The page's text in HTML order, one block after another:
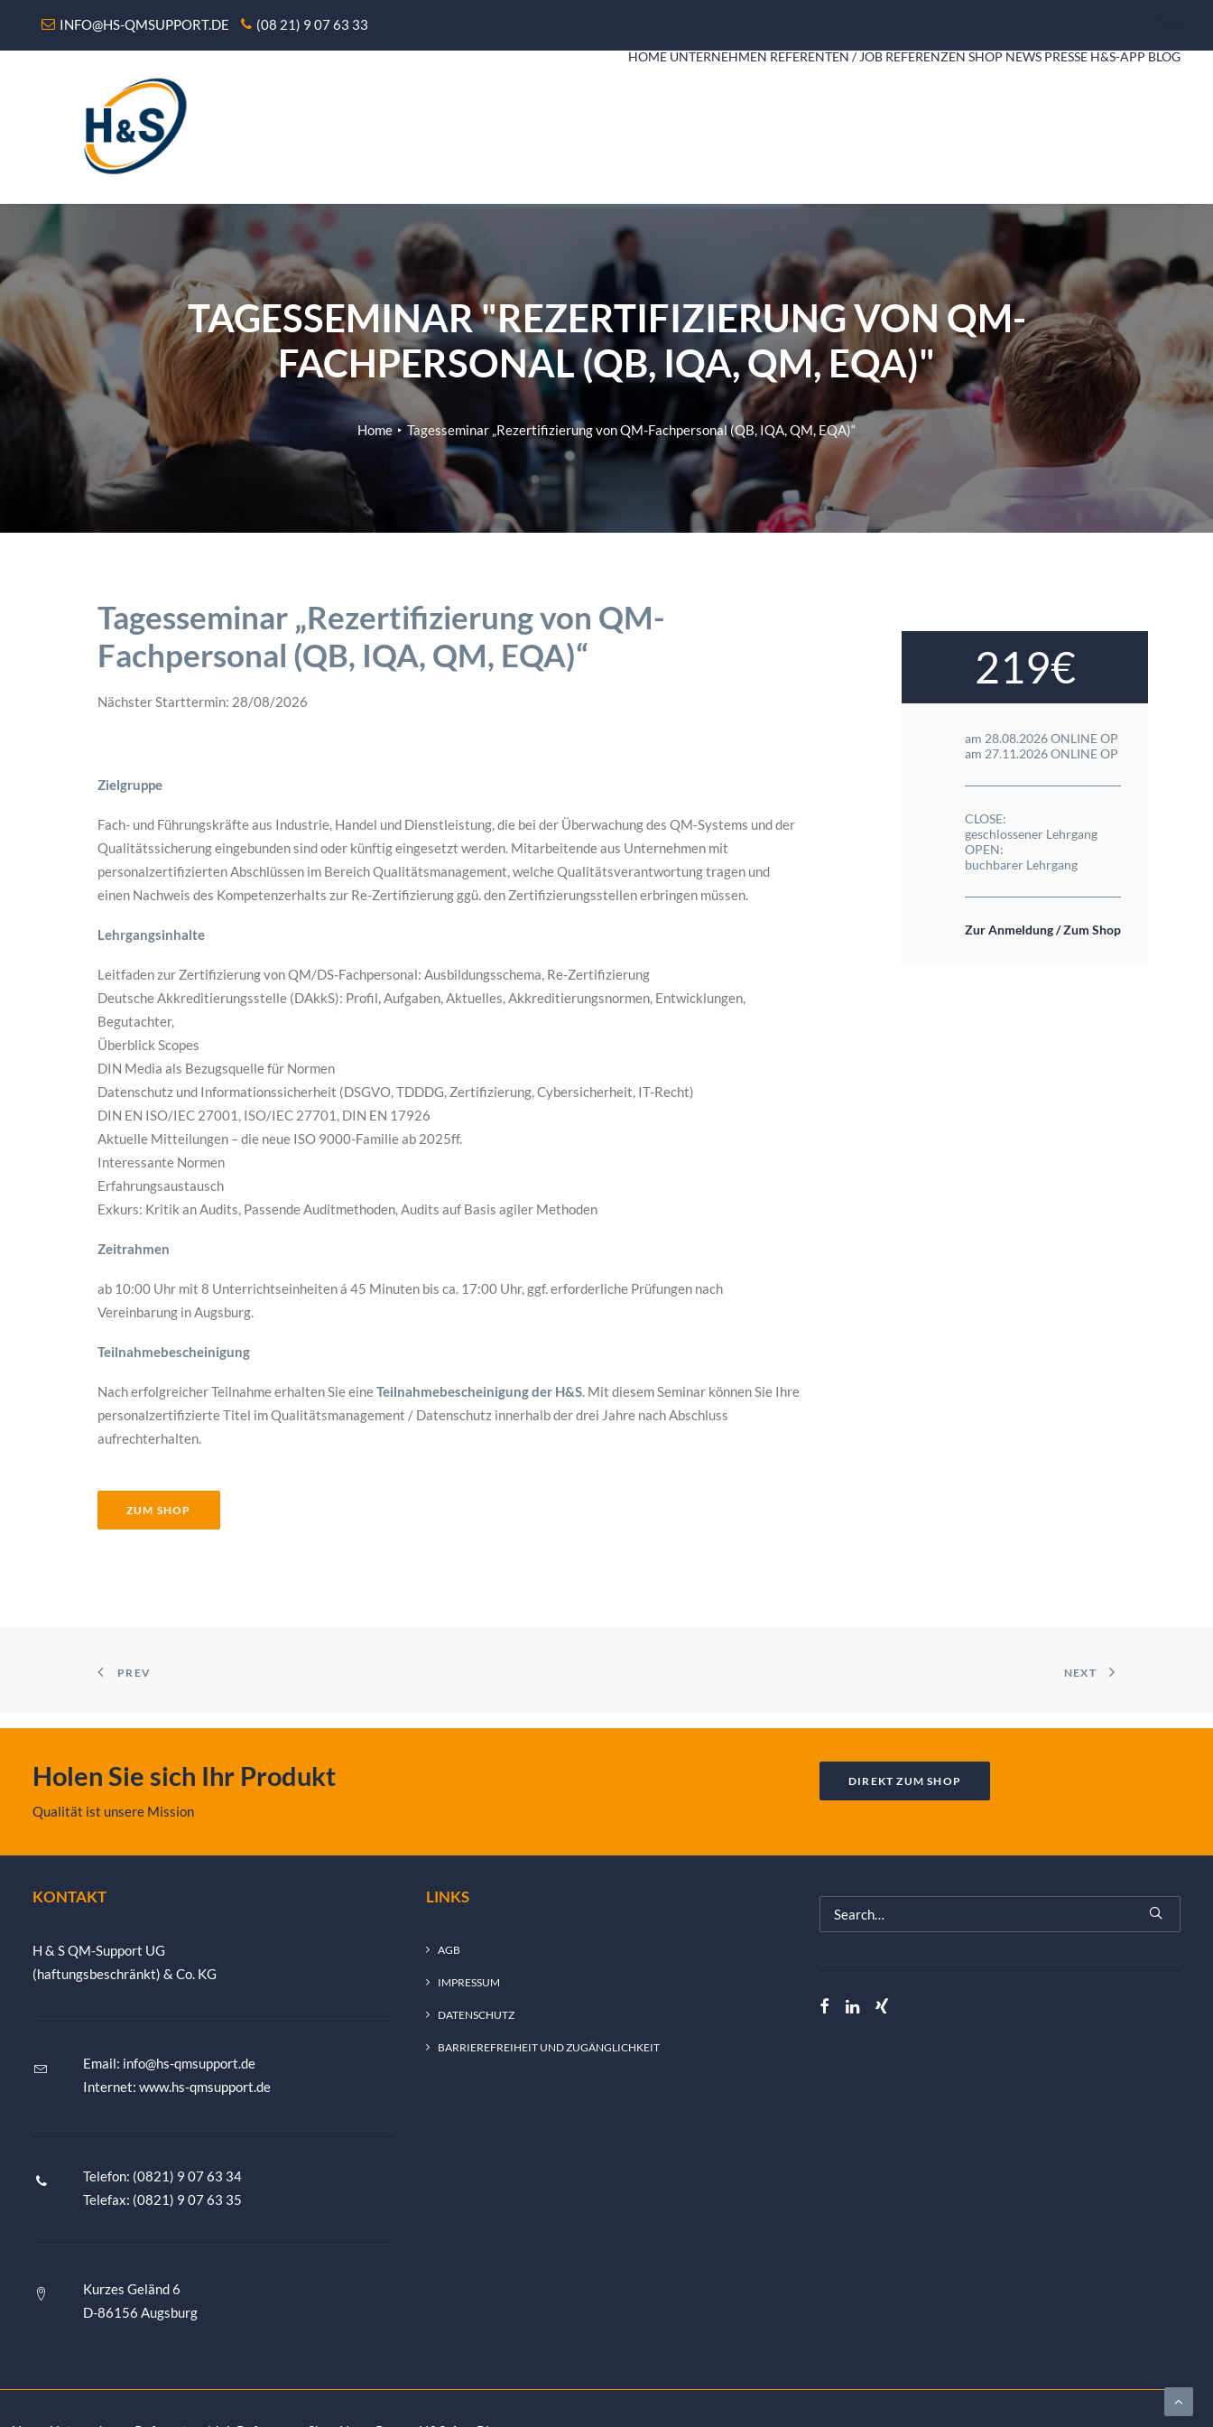
INFO@HS-QMSUPPORT.DE (08 21) 9 07 63 33
HOME UNTERNEHMEN REFERENTEN / JOB REFERENZEN SHOP NEWS PRESSE H&S-APP BLOG
TAGESSEMINAR "REZERTIFIZIERUNG VON QM-
FACHPERSONAL (QB, IQA, QM, EQA)"
Home Tagesseminar „Rezertifizierung von QM-Fachpersonal (QB, IQA, QM, EQA)“
Tagesseminar „Rezertifizierung von QM-
Fachpersonal (QB, IQA, QM, EQA)“
Nächster Starttermin: 28/08/2026
Zielgruppe
Fach- und Führungskräfte aus Industrie, Handel und Dienstleistung, die bei der Überwachung des QM-Systems und der
Qualitätssicherung eingebunden sind oder künftig eingesetzt werden. Mitarbeitende aus Unternehmen mit
personalzertifizierten Abschlüssen im Bereich Qualitätsmanagement, welche Qualitätsverantwortung tragen und
einen Nachweis des Kompetenzerhalts zur Re-Zertifizierung ggü. den Zertifizierungsstellen erbringen müssen.
Lehrgangsinhalte
Leitfaden zur Zertifizierung von QM/DS-Fachpersonal: Ausbildungsschema, Re-Zertifizierung
Deutsche Akkreditierungsstelle (DAkkS): Profil, Aufgaben, Aktuelles, Akkreditierungsnormen, Entwicklungen,
Begutachter,
Überblick Scopes
DIN Media als Bezugsquelle für Normen
Datenschutz und Informationssicherheit (DSGVO, TDDDG, Zertifizierung, Cybersicherheit, IT-Recht)
DIN EN ISO/IEC 27001, ISO/IEC 27701, DIN EN 17926
Aktuelle Mitteilungen – die neue ISO 9000-Familie ab 2025ff.
Interessante Normen
Erfahrungsaustausch
Exkurs: Kritik an Audits, Passende Auditmethoden, Audits auf Basis agiler Methoden
Zeitrahmen
ab 10:00 Uhr mit 8 Unterrichtseinheiten á 45 Minuten bis ca. 17:00 Uhr, ggf. erforderliche Prüfungen nach
Vereinbarung in Augsburg.
Teilnahmebescheinigung
Nach erfolgreicher Teilnahme erhalten Sie eineTeilnahmebescheinigung der H&S. Mit diesem Seminar können Sie Ihre
personalzertifizierte Titel im Qualitätsmanagement / Datenschutz innerhalb der drei Jahre nach Abschluss
aufrechterhalten.
ZUM SHOP
219€
am 28.08.2026 ONLINE OP
am 27.11.2026 ONLINE OP
CLOSE:
geschlossener Lehrgang
OPEN:
buchbarer Lehrgang
Zur Anmeldung / Zum Shop
PREV NEXT
Holen Sie sich Ihr Produkt
Qualität ist unsere Mission
DIREKT ZUM SHOP
KONTAKT
H & S QM-Support UG
(haftungsbeschränkt) & Co. KG
Email: info@hs-qmsupport.de
Internet: www.hs-qmsupport.de
Telefon: (0821) 9 07 63 34
Telefax: (0821) 9 07 63 35
Kurzes Geländ 6
D-86156 Augsburg
LINKS
AGB
IMPRESSUM
DATENSCHUTZ
BARRIEREFREIHEIT UND ZUGÄNGLICHKEIT